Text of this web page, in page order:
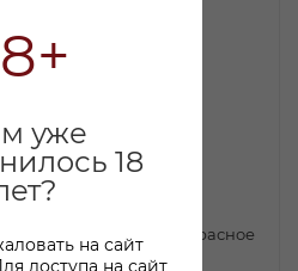
уже
18
на сайт
доступа на сайт
долина Мамико красное
полусладкое 0,75л